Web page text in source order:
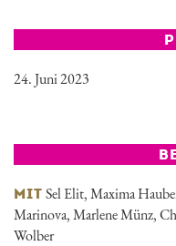
24. Juni 2023
MIT Sel Elit, Maxima
Marinova, Marlene Münz,
Wolber